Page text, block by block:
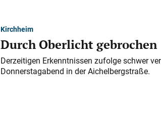
Kirchheim
Durch Oberlicht gebrochen
Derzeitigen Erkenntnissen zufolge schwer
Donnerstagabend in der Aichelbergstraße.